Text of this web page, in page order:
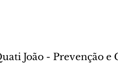
João - Prevenção e